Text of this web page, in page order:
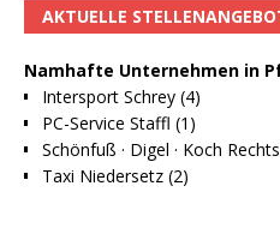
AKTUELLE
Namhafte Unternehmen in
Intersport Schrey (4)
PC-Service Staffl (1)
Schönfuß · Digel · Koch
Taxi Niedersetz (2)